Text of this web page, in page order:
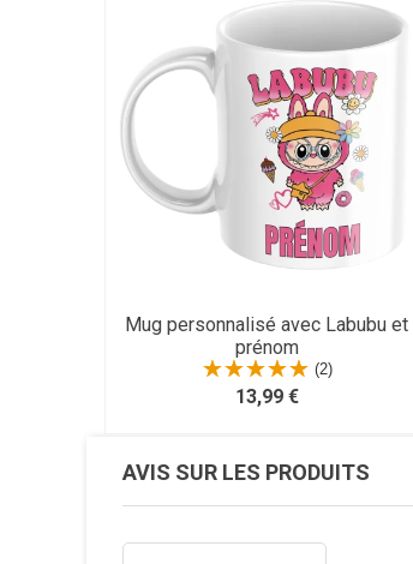
Mug personnalisé avec Labubu et
prénom
(2)
13,99 €
AVIS SUR LES PRODUITS